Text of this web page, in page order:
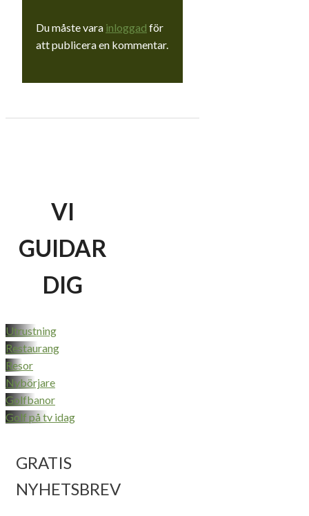
Du måste vara inloggad för
att publicera en kommentar.
VI
GUIDAR
DIG
Utrustning
Restaurang
Resor
Nybörjare
Golfbanor
Golf på tv idag
GRATIS
NYHETSBREV